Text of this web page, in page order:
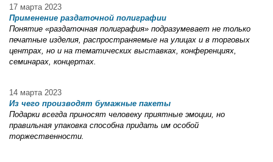
17 марта 2023
Применение раздаточной полиграфии
Понятие «раздаточная полиграфия» подразумевает не только
печатные изделия, распространяемые на улицах и в торговых
центрах, но и на тематических выставках, конференциях,
семинарах, концертах.
14 марта 2023
Из чего производят бумажные пакеты
Подарки всегда приносят человеку приятные эмоции, но
правильная упаковка способна придать им особой
торжественности.